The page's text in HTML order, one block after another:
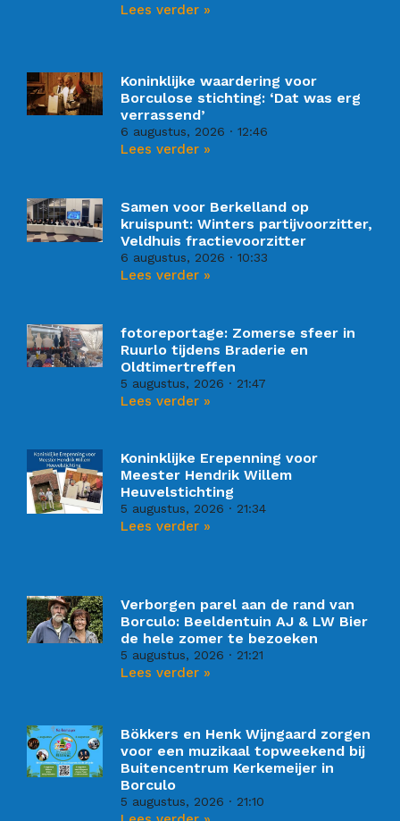
Lees verder »
Koninklijke waardering voor
Borculose stichting: ‘Dat was erg
verrassend’
6 augustus, 2026 12:46
Lees verder »
Samen voor Berkelland op
kruispunt: Winters partijvoorzitter,
Veldhuis fractievoorzitter
6 augustus, 2026 10:33
Lees verder »
fotoreportage: Zomerse sfeer in
Ruurlo tijdens Braderie en
Oldtimertreffen
5 augustus, 2026 21:47
Lees verder »
Koninklijke Erepenning voor
Meester Hendrik Willem
Heuvelstichting
5 augustus, 2026 21:34
Lees verder »
Verborgen parel aan de rand van
Borculo: Beeldentuin AJ & LW Bier
de hele zomer te bezoeken
5 augustus, 2026 21:21
Lees verder »
Bökkers en Henk Wijngaard zorgen
voor een muzikaal topweekend bij
Buitencentrum Kerkemeijer in
Borculo
5 augustus, 2026 21:10